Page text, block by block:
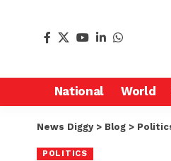
National World
News Diggy> Blog >
POLITICS